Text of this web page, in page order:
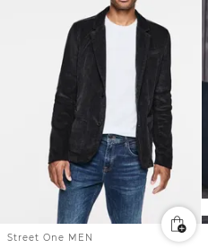
Street One MEN